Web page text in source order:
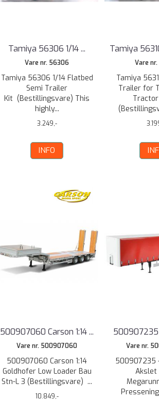
Tamiya 56306 1/14 ...
Vare nr. 56306
Tamiya 56306 1/14 Flatbed
Semi Trailer
Kit (Bestillingsvare) This
highly...
3.249,-
INFO
Tamiya
Vare
Tamiya
Trailer for
500907060 Carson 1:14 ...
Vare nr. 500907060
500907060 Carson 1:14
Goldhofer Low Loader Bau
Stn-L 3 (Bestillingsvare) ...
10.849,-
500907235
Vare nr.
500907235
Akslet